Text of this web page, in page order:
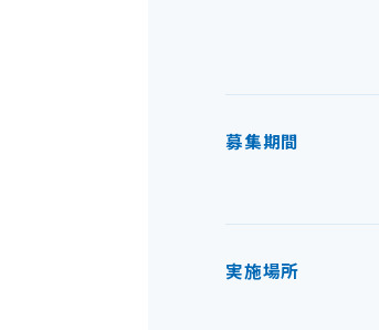
募集期間
実施場所